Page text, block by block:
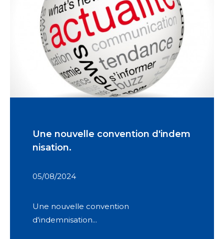
Une nouvelle convention d'indem
nisation.
05/08/2024
Une nouvelle convention
d'indemnisation...